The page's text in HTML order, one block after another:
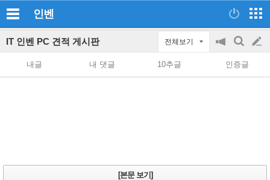
인벤
IT 인벤 PC 견적 게시판 전체보기
공
on/off
검
색
글
쓰
내글 내 댓글 10추글 인증글
[본문 보기]